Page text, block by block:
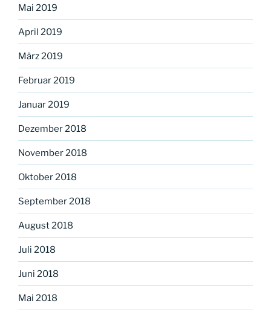
Mai 2019
April 2019
März 2019
Februar 2019
Januar 2019
Dezember 2018
November 2018
Oktober 2018
September 2018
August 2018
Juli 2018
Juni 2018
Mai 2018